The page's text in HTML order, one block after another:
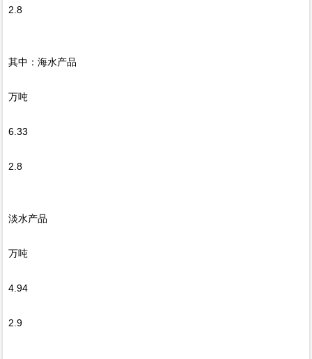
2.8
其中：海水产品
万吨
6.33
2.8
淡水产品
万吨
4.94
2.9